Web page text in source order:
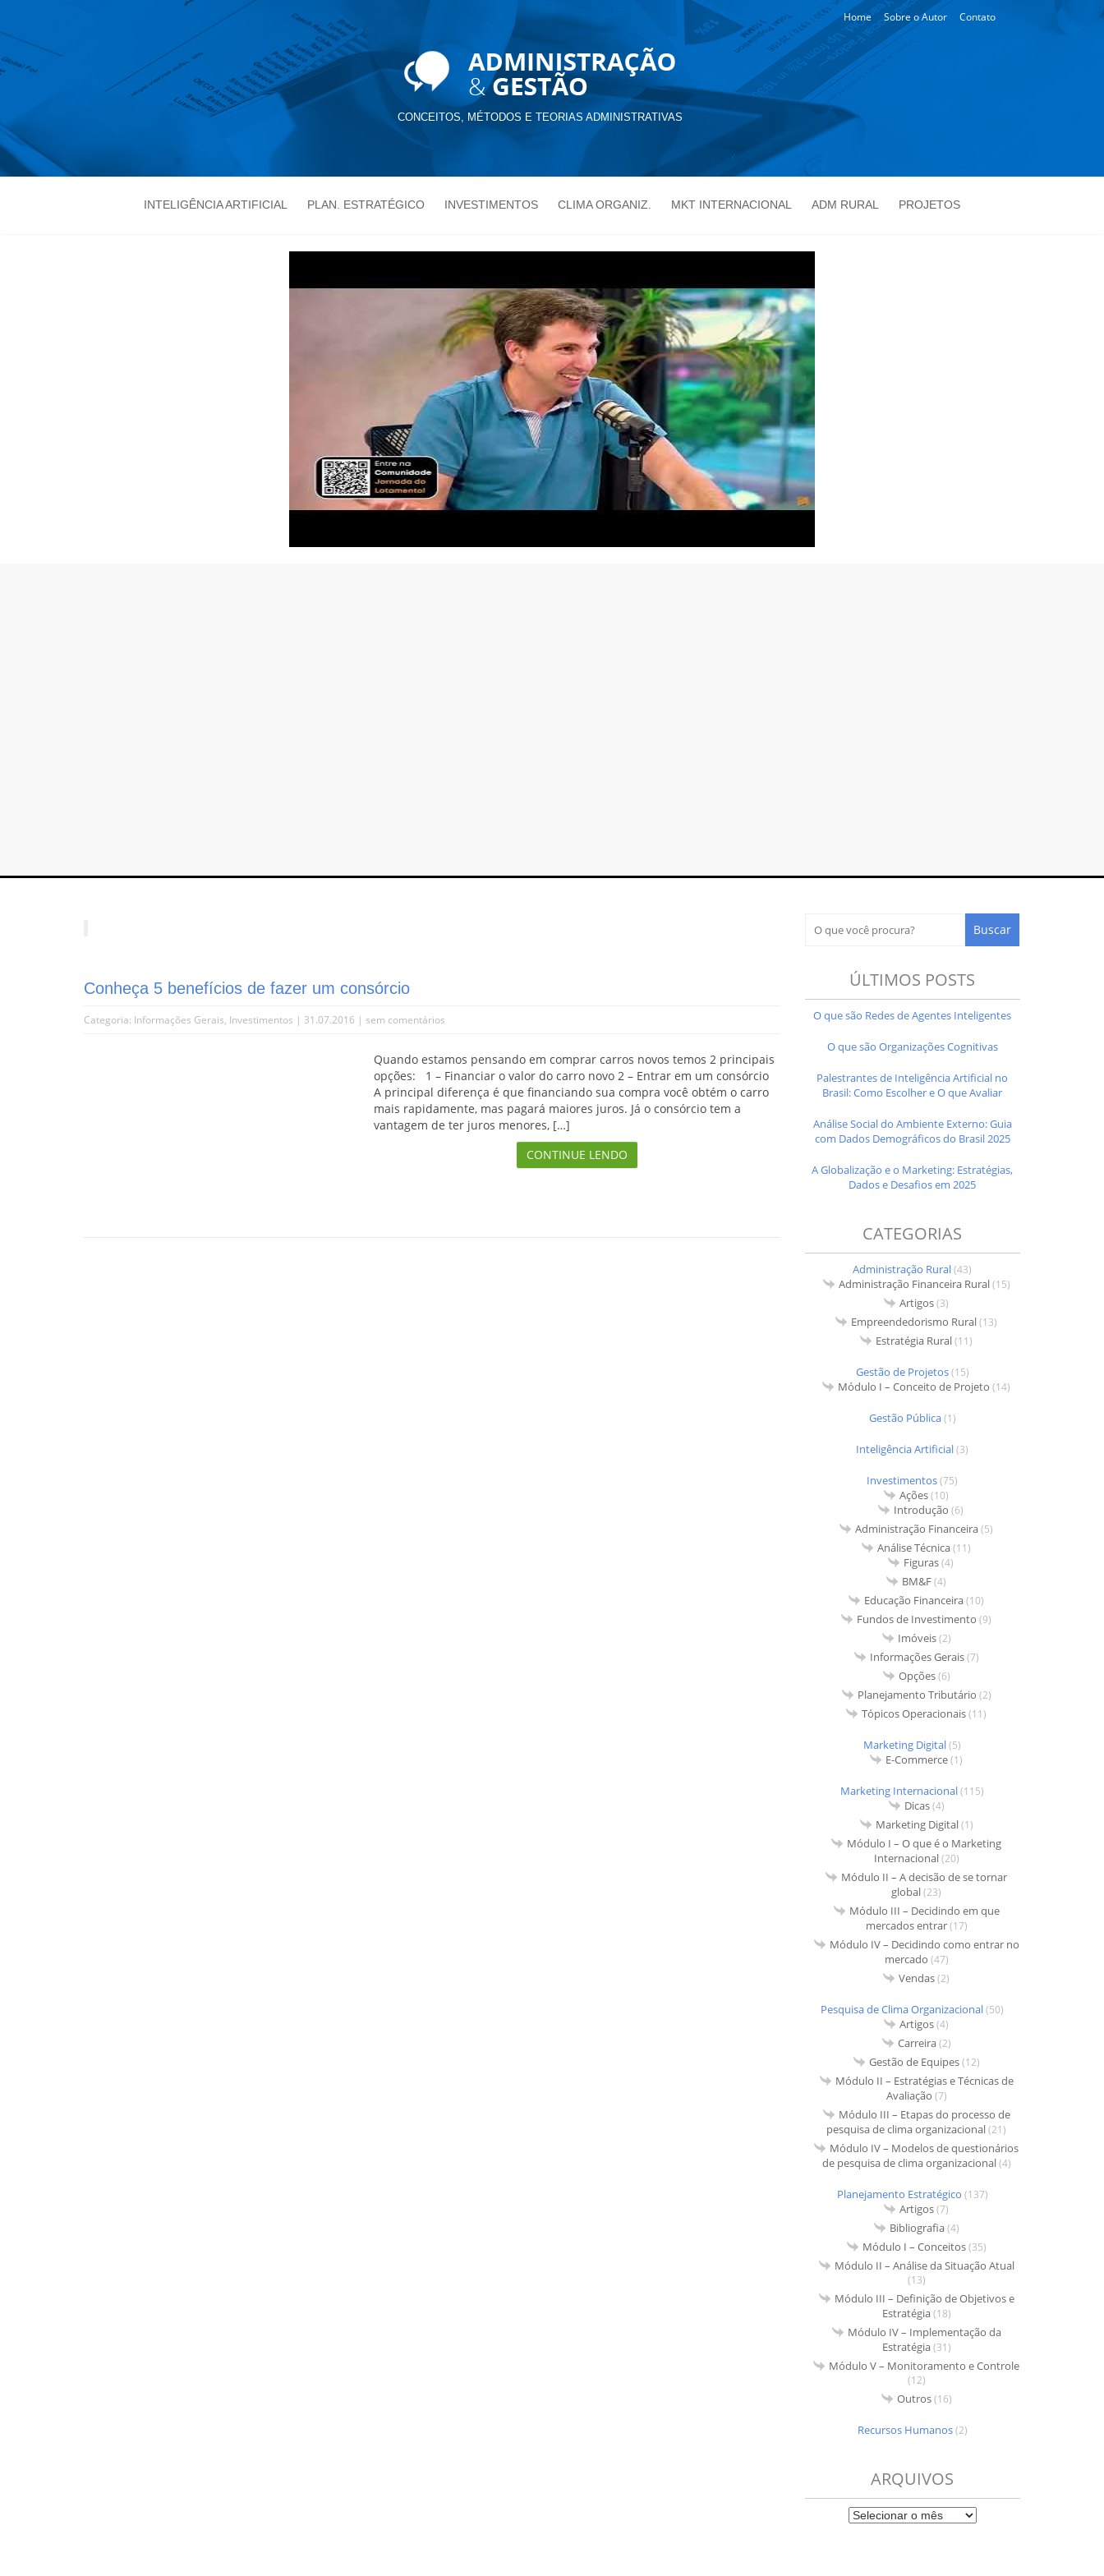
Home Sobre o Autor Contato
CONCEITOS, MÉTODOS E TEORIAS ADMINISTRATIVAS
INTELIGÊNCIA ARTIFICIAL PLAN. ESTRATÉGICO INVESTIMENTOS CLIMA ORGANIZ. MKT INTERNACIONAL ADM RURAL PROJETOS
Conheça 5 benefícios de fazer um consórcio
Categoria: Informações Gerais, Investimentos | 31.07.2016 | sem comentários
Quando estamos pensando em comprar carros novos temos 2 principais
opções: 1 – Financiar o valor do carro novo 2 – Entrar em um consórcio
A principal diferença é que financiando sua compra você obtém o carro
mais rapidamente, mas pagará maiores juros. Já o consórcio tem a
vantagem de ter juros menores, […]
CONTINUE LENDO
ÚLTIMOS POSTS
O que são Redes de Agentes Inteligentes
O que são Organizações Cognitivas
Palestrantes de Inteligência Artificial no
Brasil: Como Escolher e O que Avaliar
Análise Social do Ambiente Externo: Guia
com Dados Demográficos do Brasil 2025
A Globalização e o Marketing: Estratégias,
Dados e Desafios em 2025
CATEGORIAS
Administração Rural(43)
Administração Financeira Rural(15)
Artigos(3)
Empreendedorismo Rural(13)
Estratégia Rural(11)
Gestão de Projetos(15)
Módulo I – Conceito de Projeto (14)
Gestão Pública(1)
Inteligência Artificial(3)
Investimentos(75)
Ações(10)
Introdução (6)
Administração Financeira(5)
Análise Técnica(11)
Figuras(4)
BM&F(4)
Educação Financeira(10)
Fundos de Investimento (9)
Imóveis(2)
Informações Gerais(7)
Opções(6)
Planejamento Tributário (2)
Tópicos Operacionais(11)
Marketing Digital(5)
E-Commerce(1)
Marketing Internacional(115)
Dicas(4)
Marketing Digital(1)
Módulo I – O que é o Marketing
Internacional(20)
Módulo II – A decisão de se tornar
global(23)
Módulo III – Decidindo em que
mercados entrar(17)
Módulo IV – Decidindo como entrar no
mercado (47)
Vendas(2)
Pesquisa de Clima Organizacional(50)
Artigos(4)
Carreira(2)
Gestão de Equipes(12)
Módulo II – Estratégias e Técnicas de
Avaliação (7)
Módulo III – Etapas do processo de
pesquisa de clima organizacional(21)
Módulo IV – Modelos de questionários
de pesquisa de clima organizacional(4)
Planejamento Estratégico (137)
Artigos(7)
Bibliografia(4)
Módulo I – Conceitos(35)
Módulo II – Análise da Situação Atual
(13)
Módulo III – Definição de Objetivos e
Estratégia(18)
Módulo IV – Implementação da
Estratégia(31)
Módulo V – Monitoramento e Controle
(12)
Outros(16)
Recursos Humanos(2)
ARQUIVOS